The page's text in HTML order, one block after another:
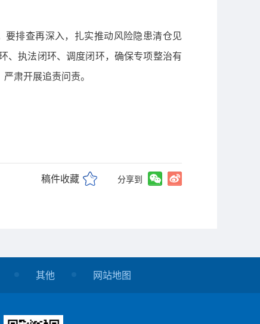
排查再深入，扎实推动风险隐患清仓见
、执法闭环、调度闭环，确保专项整治有
肃开展追责问责。
稿件收藏 分享到
其他 网站地图